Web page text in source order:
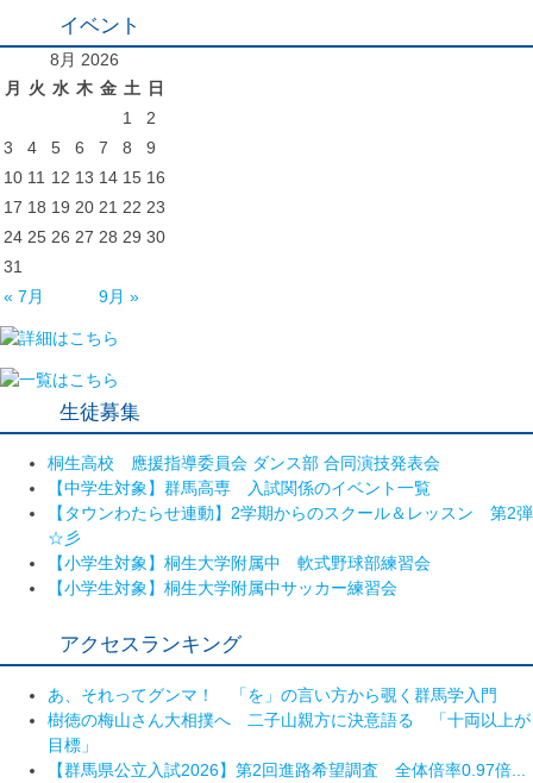
イベント
8月 2026
月
火 水 木 金 土
日
1
2
3
4 5 6 7 8
9
10 11 12 13 14 15 16
17 18 19 20 21 22 23
24 25 26 27 28 29 30
31
« 7月
9月 »
生徒募集
桐生高校 應援指導委員会 ダンス部 合同演技発表会
【中学生対象】群馬高専 入試関係のイベント一覧
【タウンわたらせ連動】2学期からのスクール＆レッスン 第2弾
☆彡
【小学生対象】桐生大学附属中 軟式野球部練習会
【小学生対象】桐生大学附属中サッカー練習会
アクセスランキング
あ、それってグンマ！ 「を」の言い方から覗く群馬学入門
樹徳の梅山さん大相撲へ 二子山親方に決意語る 「十両以上が
目標」
【群馬県公立入試2026】第2回進路希望調査 全体倍率0.97倍...